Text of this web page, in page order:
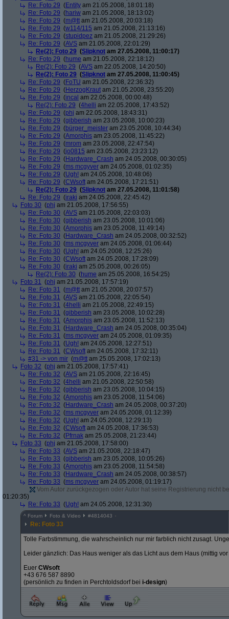
Re: Foto 29 (Entity am 21.05.2008, 18:01:18)
Re: Foto 29 (hariw am 21.05.2008, 18:13:02)
Re: Foto 29 (m@tt am 21.05.2008, 20:03:18)
Re: Foto 29 (w114/115 am 21.05.2008, 21:13:16)
Re: Foto 29 (stupidpez am 21.05.2008, 21:29:26)
Re: Foto 29 (AVS am 21.05.2008, 22:01:29)
Re(2): Foto 29 (Slipknot am 27.05.2008, 11:00:17)
Re: Foto 29 (hume am 21.05.2008, 22:18:12)
Re(2): Foto 29 (AVS am 22.05.2008, 14:20:50)
Re(2): Foto 29 (Slipknot am 27.05.2008, 11:00:45)
Re: Foto 29 (FoTU am 21.05.2008, 22:36:32)
Re: Foto 29 (HerzogKraut am 21.05.2008, 23:55:20)
Re: Foto 29 (incal am 22.05.2008, 00:00:48)
Re(2): Foto 29 (4helli am 22.05.2008, 17:43:52)
Re: Foto 29 (phj am 22.05.2008, 18:43:31)
Re: Foto 29 (gibberish am 23.05.2008, 10:00:23)
Re: Foto 29 (bürger_meister am 23.05.2008, 10:44:34)
Re: Foto 29 (Amorphis am 23.05.2008, 11:45:22)
Re: Foto 29 (mrom am 23.05.2008, 22:47:54)
Re: Foto 29 (jo0815 am 23.05.2008, 23:23:12)
Re: Foto 29 (Hardware_Crash am 24.05.2008, 00:30:05)
Re: Foto 29 (ms mcgyver am 24.05.2008, 01:02:35)
Re: Foto 29 (Ugh! am 24.05.2008, 10:48:06)
Re: Foto 29 (CWsoft am 24.05.2008, 17:21:51)
Re(2): Foto 29 (Slipknot am 27.05.2008, 11:01:58)
Re: Foto 29 (iraki am 24.05.2008, 22:45:42)
Foto 30 (phj am 21.05.2008, 17:56:55)
Re: Foto 30 (AVS am 21.05.2008, 22:03:03)
Re: Foto 30 (gibberish am 23.05.2008, 10:01:06)
Re: Foto 30 (Amorphis am 23.05.2008, 11:49:14)
Re: Foto 30 (Hardware_Crash am 24.05.2008, 00:32:52)
Re: Foto 30 (ms mcgyver am 24.05.2008, 01:06:44)
Re: Foto 30 (Ugh! am 24.05.2008, 12:25:26)
Re: Foto 30 (CWsoft am 24.05.2008, 17:28:09)
Re: Foto 30 (iraki am 25.05.2008, 00:26:05)
Re(2): Foto 30 (hume am 25.05.2008, 16:54:25)
Foto 31 (phj am 21.05.2008, 17:57:19)
Re: Foto 31 (m@tt am 21.05.2008, 20:07:57)
Re: Foto 31 (AVS am 21.05.2008, 22:05:54)
Re: Foto 31 (4helli am 21.05.2008, 22:49:15)
Re: Foto 31 (gibberish am 23.05.2008, 10:02:28)
Re: Foto 31 (Amorphis am 23.05.2008, 11:52:13)
Re: Foto 31 (Hardware_Crash am 24.05.2008, 00:35:04)
Re: Foto 31 (ms mcgyver am 24.05.2008, 01:09:35)
Re: Foto 31 (Ugh! am 24.05.2008, 12:27:51)
Re: Foto 31 (CWsoft am 24.05.2008, 17:32:11)
#31 -> von mir (m@tt am 25.05.2008, 17:02:13)
Foto 32 (phj am 21.05.2008, 17:57:41)
Re: Foto 32 (AVS am 21.05.2008, 22:16:45)
Re: Foto 32 (4helli am 21.05.2008, 22:50:58)
Re: Foto 32 (gibberish am 23.05.2008, 10:04:15)
Re: Foto 32 (Amorphis am 23.05.2008, 11:54:06)
Re: Foto 32 (Hardware_Crash am 24.05.2008, 00:37:20)
Re: Foto 32 (ms mcgyver am 24.05.2008, 01:12:39)
Re: Foto 32 (Ugh! am 24.05.2008, 12:29:13)
Re: Foto 32 (CWsoft am 24.05.2008, 17:36:53)
Re: Foto 32 (Pfrnak am 25.05.2008, 21:23:44)
Foto 33 (phj am 21.05.2008, 17:58:00)
Re: Foto 33 (AVS am 21.05.2008, 22:18:47)
Re: Foto 33 (gibberish am 23.05.2008, 10:05:26)
Re: Foto 33 (Amorphis am 23.05.2008, 11:54:58)
Re: Foto 33 (Hardware_Crash am 24.05.2008, 00:38:57)
Re: Foto 33 (ms mcgyver am 24.05.2008, 01:19:17)
Vom Autor zurückgezogen oder Autor hat seine Registrierung nicht
01:20:35)
Re: Foto 33 (Ugh! am 24.05.2008, 12:31:30)
^ Forum Foto & Video #4814043
Re: Foto 33
Tolle Farbstimmung, die wahrscheinlich nur mir farblich nicht zusagt.
Leider gänzlich: Das Haus weniger als das Licht aus dem Haus (mittig
Euer CWsoft
+43 676 587 8890
(persönlich zu finden in Perchtoldsdorf bei i-design)